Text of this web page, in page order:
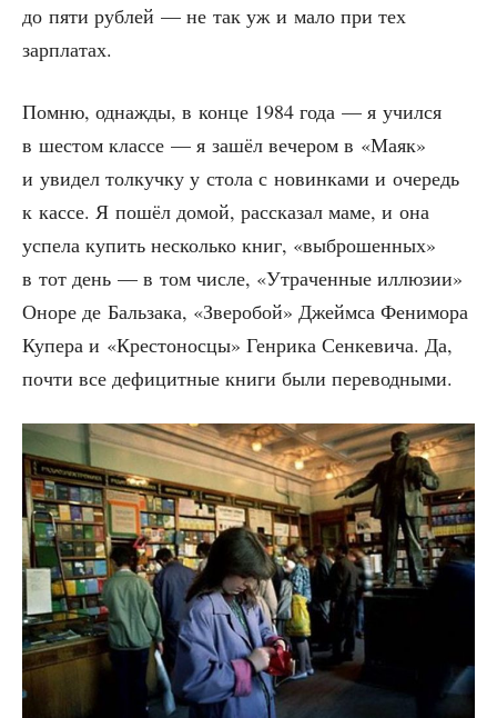
до пяти руб­лей — не так уж и мало при тех
зарплатах.
Пом­ню, одна­жды, в кон­це 1984 года — я учил­ся
в шестом клас­се — я зашёл вече­ром в «Маяк»
и уви­дел тол­куч­ку у сто­ла с новин­ка­ми и оче­редь
к кас­се. Я пошёл домой, рас­ска­зал маме, и она
успе­ла купить несколь­ко книг, «выбро­шен­ных»
в тот день — в том чис­ле, «Утра­чен­ные иллю­зии»
Оно­ре де Баль­за­ка, «Зве­робой» Джейм­са Фени­мо­ра
Купе­ра и «Кре­сто­нос­цы» Ген­ри­ка Сен­ке­ви­ча. Да,
почти все дефи­цит­ные кни­ги были переводными.